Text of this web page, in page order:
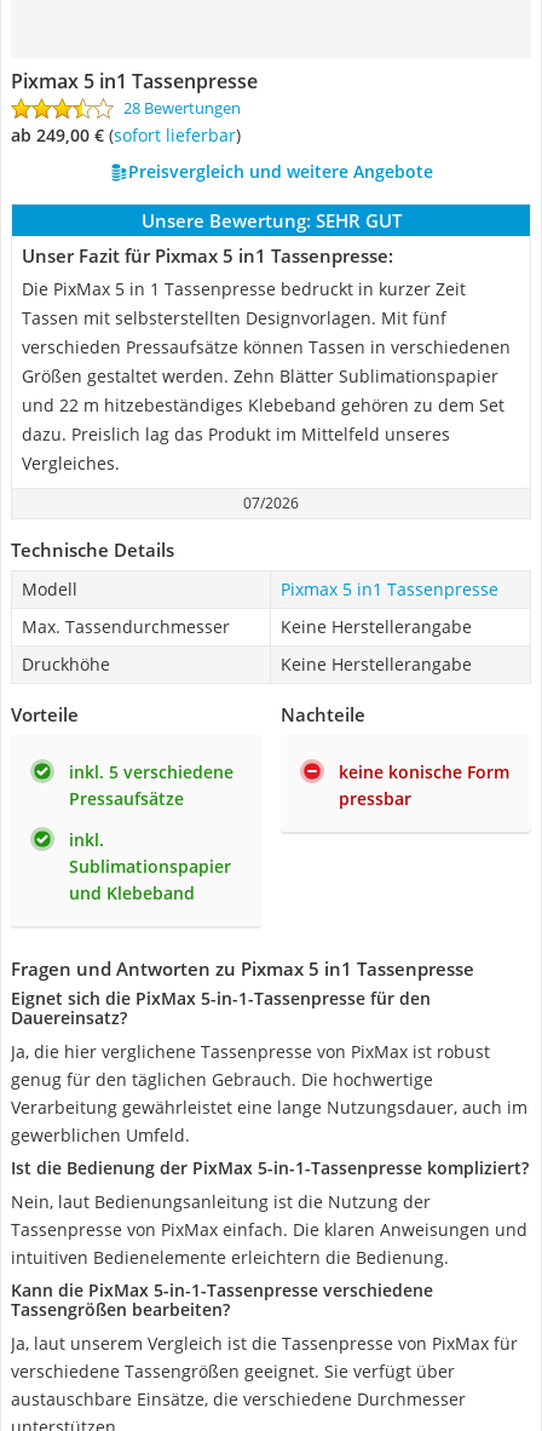
Pixmax 5 in1 Tassenpresse
28 Bewertungen
ab 249,00 € ( Sofort lieferbar)
Preisvergleich und weitere Angebote
Unsere Bewertung: SEHR GUT
Unser Fazit für Pixmax 5 in1 Tassenpresse:
Die PixMax 5 in 1 Tassenpresse bedruckt in kurzer Zeit
Tassen mit selbsterstellten Designvorlagen. Mit fünf
verschieden Pressaufsätze können Tassen in verschiedenen
Größen gestaltet werden. Zehn Blätter Sublimationspapier
und 22 m hitzebeständiges Klebeband gehören zu dem Set
dazu. Preislich lag das Produkt im Mittelfeld unseres
Vergleiches.
07/2026
Technische Details
Modell
Pixmax 5 in1 Tassenpresse
Max. Tassendurchmesser
Keine Herstellerangabe
Druckhöhe
Keine Herstellerangabe
Vorteile
inkl. 5 verschiedene
Pressaufsätze
inkl.
Sublimationspapier
und Klebeband
Nachteile
keine konische Form
pressbar
Fragen und Antworten zu Pixmax 5 in1 Tassenpresse
Eignet sich die PixMax 5-in-1-Tassenpresse für den
Dauereinsatz?
Ja, die hier verglichene Tassenpresse von PixMax ist robust
genug für den täglichen Gebrauch. Die hochwertige
Verarbeitung gewährleistet eine lange Nutzungsdauer, auch im
gewerblichen Umfeld.
Ist die Bedienung der PixMax 5-in-1-Tassenpresse kompliziert?
Nein, laut Bedienungsanleitung ist die Nutzung der
Tassenpresse von PixMax einfach. Die klaren Anweisungen und
intuitiven Bedienelemente erleichtern die Bedienung.
Kann die PixMax 5-in-1-Tassenpresse verschiedene
Tassengrößen bearbeiten?
Ja, laut unserem Vergleich ist die Tassenpresse von PixMax für
verschiedene Tassengrößen geeignet. Sie verfügt über
austauschbare Einsätze, die verschiedene Durchmesser